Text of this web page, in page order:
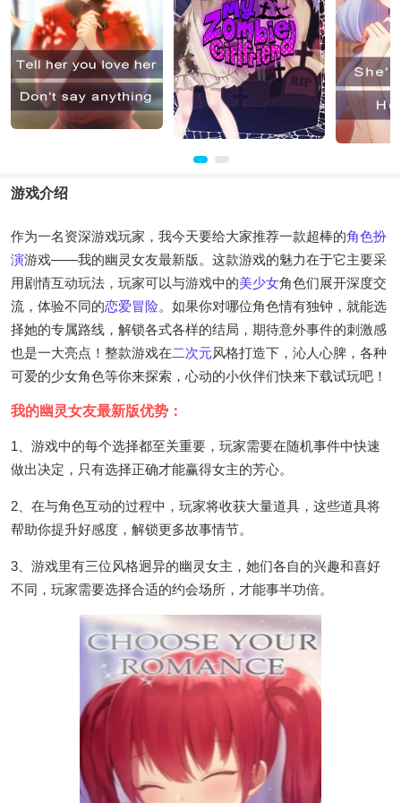
游戏介绍
作为一名资深游戏玩家，我今天要给大家推荐一款超棒的角色扮
演游戏——我的幽灵女友最新版。这款游戏的魅力在于它主要采
用剧情互动玩法，玩家可以与游戏中的美少女角色们展开深度交
流，体验不同的恋爱冒险。如果你对哪位角色情有独钟，就能选
择她的专属路线，解锁各式各样的结局，期待意外事件的刺激感
也是一大亮点！整款游戏在二次元风格打造下，沁人心脾，各种
可爱的少女角色等你来探索，心动的小伙伴们快来下载试玩吧！
我的幽灵女友最新版优势：
1、游戏中的每个选择都至关重要，玩家需要在随机事件中快速
做出决定，只有选择正确才能赢得女主的芳心。
2、在与角色互动的过程中，玩家将收获大量道具，这些道具将
帮助你提升好感度，解锁更多故事情节。
3、游戏里有三位风格迥异的幽灵女主，她们各自的兴趣和喜好
不同，玩家需要选择合适的约会场所，才能事半功倍。